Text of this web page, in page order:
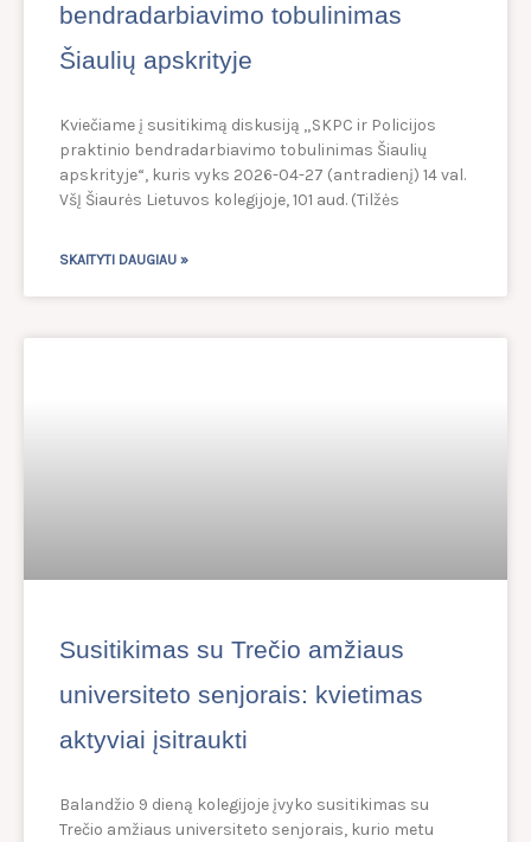
bendradarbiavimo tobulinimas
Šiaulių apskrityje
Kviečiame į susitikimą diskusiją „SKPC ir Policijos
praktinio bendradarbiavimo tobulinimas Šiaulių
apskrityje“, kuris vyks 2026-04-27 (antradienį) 14 val.
VšĮ Šiaurės Lietuvos kolegijoje, 101 aud. (Tilžės
SKAITYTI DAUGIAU »
Susitikimas su Trečio amžiaus
universiteto senjorais: kvietimas
aktyviai įsitraukti
Balandžio 9 dieną kolegijoje įvyko susitikimas su
Trečio amžiaus universiteto senjorais, kurio metu